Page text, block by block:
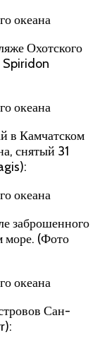
Охотского
Spiridon
в Камчатском
снятый 31
заброшенного
море. (Фото
Сан-